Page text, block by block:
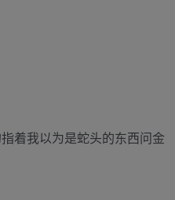
着我以为是蛇头的东西问金